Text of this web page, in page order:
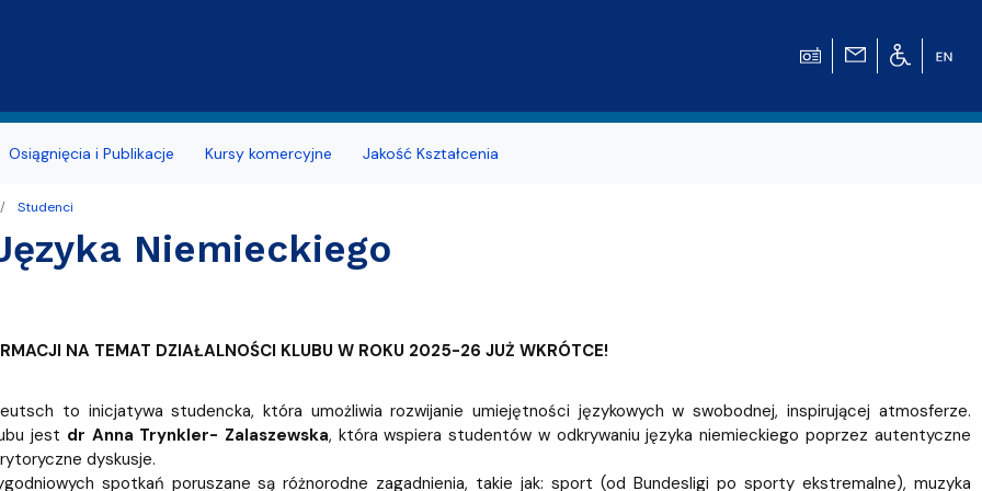
dla WE i WZ
z lektoratów
Osiągnięcia i Publikacje Kursy komercyjne Jakość Kształcenia
Studenci
Niemieckiego
NA TEMAT DZIAŁALNOŚCI KLUBU W ROKU 2025-26 JUŻ WKRÓTCE!
to inicjatywa studencka, która umożliwia rozwijanie umiejętności językowych w swobodnej, inspirującej atmosferze.
jest dr Anna Trynkler- Zalaszewska, która wspiera studentów w odkrywaniu języka niemieckiego poprzez autentyczne
dyskusje.
spotkań poruszane są różnorodne zagadnienia, takie jak: sport (od Bundesligi po sporty ekstremalne), muzyka